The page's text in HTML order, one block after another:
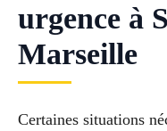
urgence à
Marseille
Certaines situations